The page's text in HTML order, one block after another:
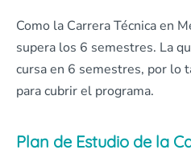
Como la Carrera Técnica en
supera los 6 semestres. La
cursa en 6 semestres, por lo
para cubrir el programa.
Plan de Estudio de la